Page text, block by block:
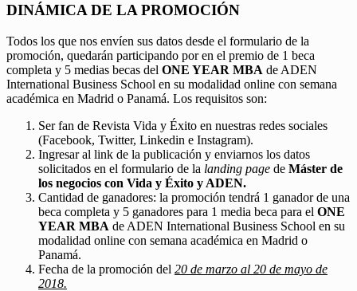
DINÁMICA DE LA PROMOCIÓN
Todos los que nos envíen sus datos desde el formulario de la
promoción, quedarán participando por en el premio de 1 beca
completa y 5 medias becas del ONE YEAR MBA de ADEN
International Business School en su modalidad online con semana
académica en Madrid o Panamá. Los requisitos son:
Ser fan de Revista Vida y Éxito en nuestras redes sociales
(Facebook, Twitter, Linkedin e Instagram).
Ingresar al link de la publicación y enviarnos los datos
solicitados en el formulario de la landing page de Máster de
los negocios con Vida y Éxito y ADEN.
Cantidad de ganadores: la promoción tendrá 1 ganador de una
beca completa y 5 ganadores para 1 media beca para el ONE
YEAR MBA de ADEN International Business School en su
modalidad online con semana académica en Madrid o
Panamá.
Fecha de la promoción del 20 de marzo al 20 de mayo de
2018.